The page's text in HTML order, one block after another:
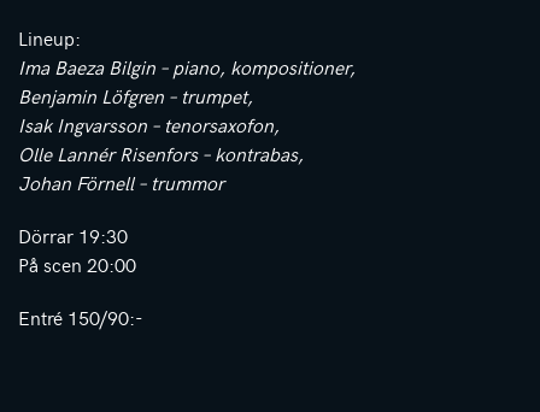
Lineup:
Ima Baeza Bilgin – piano, kompositioner,
Benjamin Löfgren – trumpet,
Isak Ingvarsson – tenorsaxofon,
Olle Lannér Risenfors – kontrabas,
Johan Förnell – trummor
Dörrar 19:30
På scen 20:00
Entré 150/90:-